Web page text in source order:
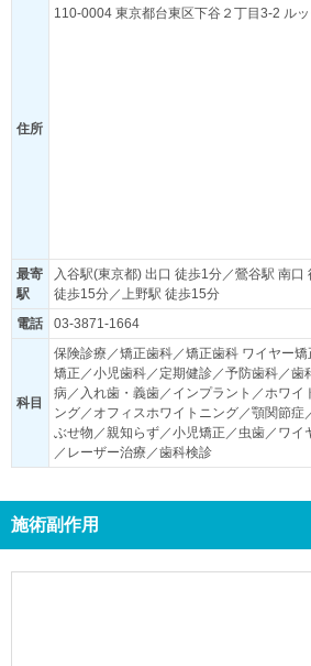
住所
110-0004 東京都台東区下谷２丁目3-2 ル
最寄
駅
入谷駅(東京都) 出口 徒歩1分／鶯谷駅 南
徒歩15分／上野駅 徒歩15分
電話
03-3871-1664
科目
保険診療／矯正歯科／矯正歯科 ワイヤー
矯正／小児歯科／定期健診／予防歯科／歯
病／入れ歯・義歯／インプラント／ホワイ
ング／オフィスホワイトニング／顎関節
ぶせ物／親知らず／小児矯正／虫歯／ワイ
／レーザー治療／歯科検診
施術副作用